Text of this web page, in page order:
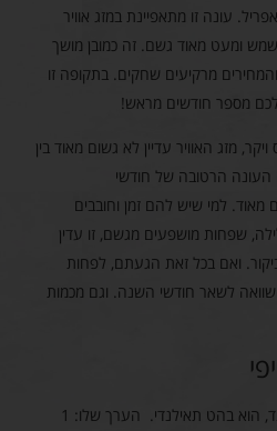
עונה זו מתאפיינת במזג אוויר
ומעט מאוד גשם. זה כמובן מושך
מרקיעים שחקים. בתקופה זו
מספר חודשים מראש!
מזג האוויר עדיין לא גשום מאוד בין
העונה הרטובה של חודשי
למי שיש להם זמן וחובבים
שפחות מושפעים מגשם, זו עדין
ואם בכל זאת הגעתם, לפחות
לשאר חודשי השנה. וגם מכמות
המטבע המקומי בקופיפי, תאילנד, הוא בהט תאילנדי. הערך שלו: 1